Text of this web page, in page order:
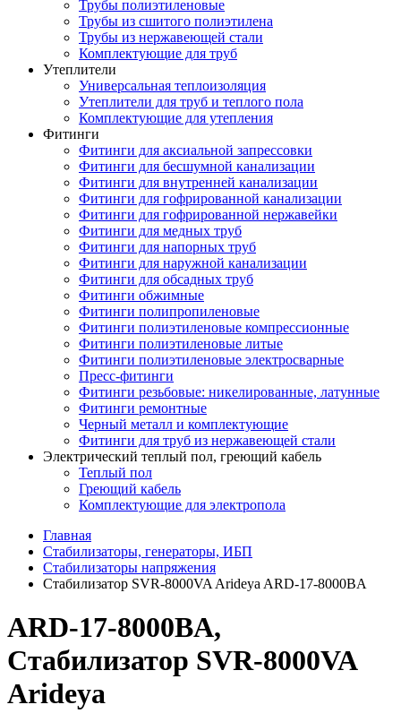
Трубы полиэтиленовые
Трубы из сшитого полиэтилена
Трубы из нержавеющей стали
Комплектующие для труб
Утеплители
Универсальная теплоизоляция
Утеплители для труб и теплого пола
Комплектующие для утепления
Фитинги
Фитинги для аксиальной запрессовки
Фитинги для бесшумной канализации
Фитинги для внутренней канализации
Фитинги для гофрированной канализации
Фитинги для гофрированной нержавейки
Фитинги для медных труб
Фитинги для напорных труб
Фитинги для наружной канализации
Фитинги для обсадных труб
Фитинги обжимные
Фитинги полипропиленовые
Фитинги полиэтиленовые компрессионные
Фитинги полиэтиленовые литые
Фитинги полиэтиленовые электросварные
Пресс-фитинги
Фитинги резьбовые: никелированные, латунные
Фитинги ремонтные
Черный металл и комплектующие
Фитинги для труб из нержавеющей стали
Электрический теплый пол, греющий кабель
Теплый пол
Греющий кабель
Комплектующие для электропола
Главная
Стабилизаторы, генераторы, ИБП
Стабилизаторы напряжения
Cтабилизатор SVR-8000VA Arideya ARD-17-8000BA
ARD-17-8000BA,
Cтабилизатор SVR-8000VA
Arideya